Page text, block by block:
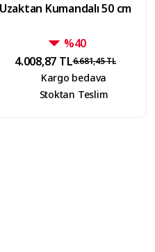
Uzaktan Kumandalı 50 cm
%40
4.008,87 TL6.681,45 TL
Kargo bedava
Stoktan Teslim